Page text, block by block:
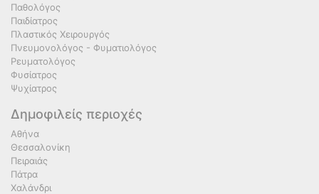
Παθολόγος
Παιδίατρος
Πλαστικός Χειρουργός
Πνευμονολόγος - Φυματιολόγος
Ρευματολόγος
Φυσίατρος
Ψυχίατρος
Δημοφιλείς περιοχές
Αθήνα
Θεσσαλονίκη
Πειραιάς
Πάτρα
Χαλάνδρι